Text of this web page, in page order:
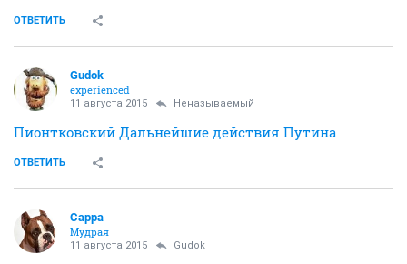
ОТВЕТИТЬ
Gudok
experienced
11 августа 2015 Неназываемый
Пионтковский Дальнейшие действия Путина
ОТВЕТИТЬ
Сарра
Мудрая
11 августа 2015 Gudok